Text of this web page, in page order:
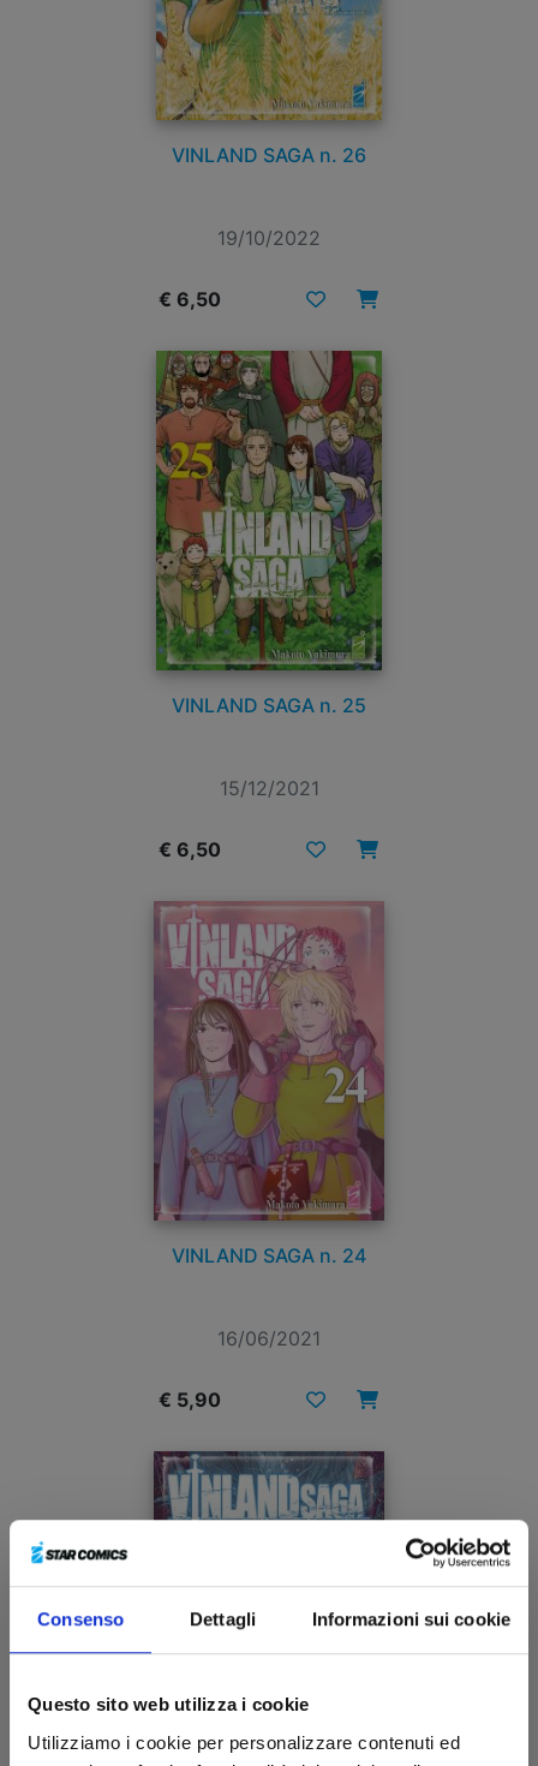
Consenso Dettagli Informazioni sui cookie
Questo sito web utilizza i cookie
Utilizziamo i cookie per personalizzare contenuti ed
VINLAND SAGA n. 26
19/10/2022
€ 6,50
VINLAND SAGA n. 25
15/12/2021
€ 6,50
VINLAND SAGA n. 24
16/06/2021
€ 5,90